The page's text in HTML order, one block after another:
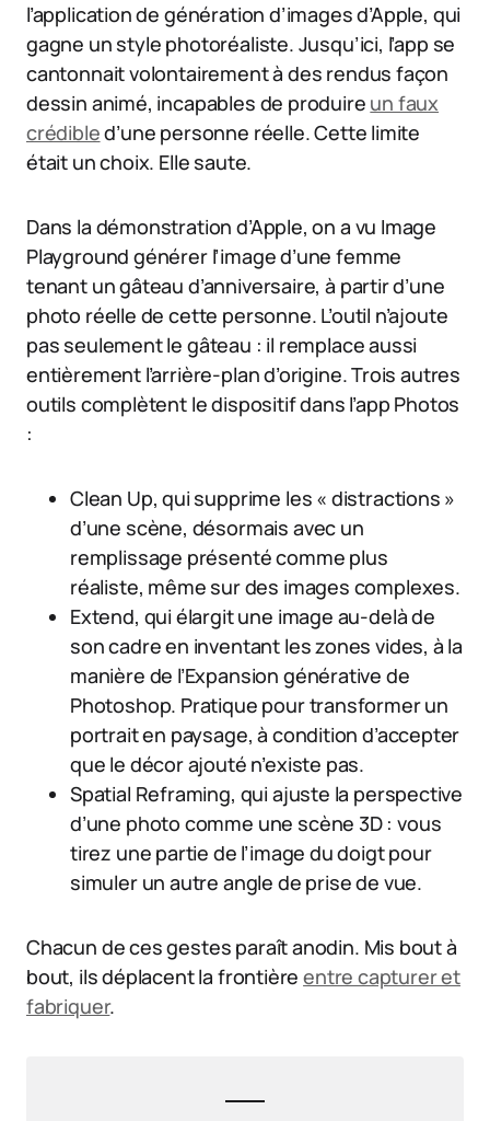
l’application de génération d’images d’Apple, qui
gagne un style photoréaliste. Jusqu’ici, l’app se
cantonnait volontairement à des rendus façon
dessin animé, incapables de produire un faux
crédibled’une personne réelle. Cette limite
était un choix. Elle saute.
Dans la démonstration d’Apple, on a vu Image
Playground générer l’image d’une femme
tenant un gâteau d’anniversaire, à partir d’une
photo réelle de cette personne. L’outil n’ajoute
pas seulement le gâteau : il remplace aussi
entièrement l’arrière-plan d’origine. Trois autres
outils complètent le dispositif dans l’app Photos
:
Clean Up, qui supprime les « distractions »
d’une scène, désormais avec un
remplissage présenté comme plus
réaliste, même sur des images complexes.
Extend, qui élargit une image au-delà de
son cadre en inventant les zones vides, à la
manière de l’Expansion générative de
Photoshop. Pratique pour transformer un
portrait en paysage, à condition d’accepter
que le décor ajouté n’existe pas.
Spatial Reframing, qui ajuste la perspective
d’une photo comme une scène 3D : vous
tirez une partie de l’image du doigt pour
simuler un autre angle de prise de vue.
Chacun de ces gestes paraît anodin. Mis bout à
bout, ils déplacent la frontièreentre capturer et
fabriquer.